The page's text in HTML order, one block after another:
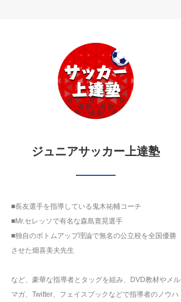
ジュニアサッカー上達塾
■長友選手を指導している鬼木祐輔コーチ
■Mr.セレッソで有名な森島寛晃選手
■独自のボトムアップ理論で無名の公立校を全国優勝
させた畑喜美夫先生
など、豪華な指導者とタッグを組み、DVD教材やメル
マガ、Twitter、フェイスブックなどで指導者のノウハ